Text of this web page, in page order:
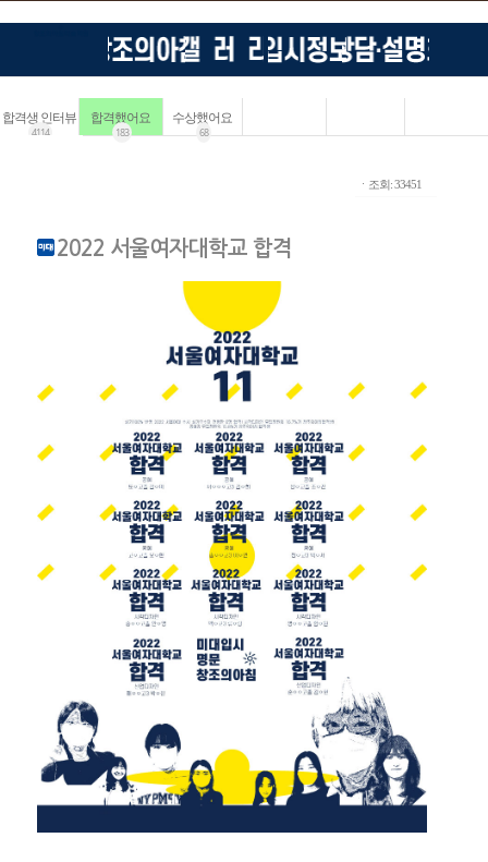
합격생 인터뷰
4114
합격했어요
183
수상했어요
68
ㆍ조회: 33451
2022 서울여자대학교 합격